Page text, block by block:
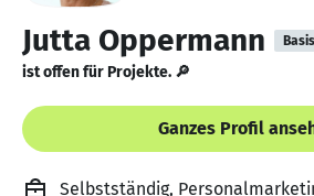
Jutta Oppermann Basis
ist offen für Projekte. 🔎
Ganzes Profil
Selbstständig,